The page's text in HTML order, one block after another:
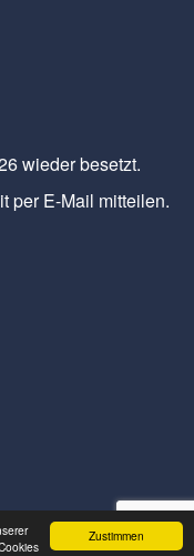
Zustimmen
wieder besetzt.
per E-Mail mitteilen.